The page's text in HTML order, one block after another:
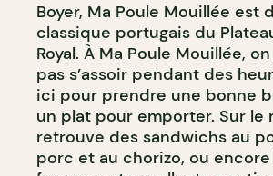
Boyer, Ma Poule Mouillée est
classique portugais du
Royal. À Ma Poule Mouillée,
pas s’assoir pendant des
ici pour prendre une bonne
un plat pour emporter. Sur le
retrouve des sandwichs au
porc et au chorizo, ou